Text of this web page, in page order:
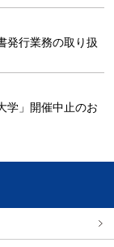
発行業務の取り扱
学」開催中止のお